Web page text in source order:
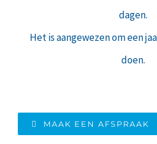
dagen.
Het is aangewezen om een
doen.
MAAK EEN AFSPRAAK